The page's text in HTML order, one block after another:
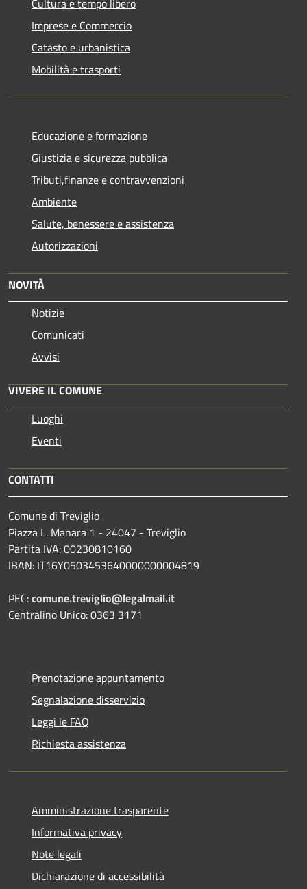
Cultura e tempo libero
Imprese e Commercio
Catasto e urbanistica
Mobilità e trasporti
Educazione e formazione
Giustizia e sicurezza pubblica
Tributi,finanze e contravvenzioni
Ambiente
Salute, benessere e assistenza
Autorizzazioni
NOVITÀ
Notizie
Comunicati
Avvisi
VIVERE IL COMUNE
Luoghi
Eventi
CONTATTI
Comune di Treviglio
Piazza L. Manara 1 - 24047 - Treviglio
Partita IVA: 00230810160
IBAN: IT16Y0503453640000000004819
PEC:comune.treviglio@legalmail.it
Centralino Unico: 0363 3171
Prenotazione appuntamento
Segnalazione disservizio
Leggi le FAQ
Richiesta assistenza
Amministrazione trasparente
Informativa privacy
Note legali
Dichiarazione di accessibilità